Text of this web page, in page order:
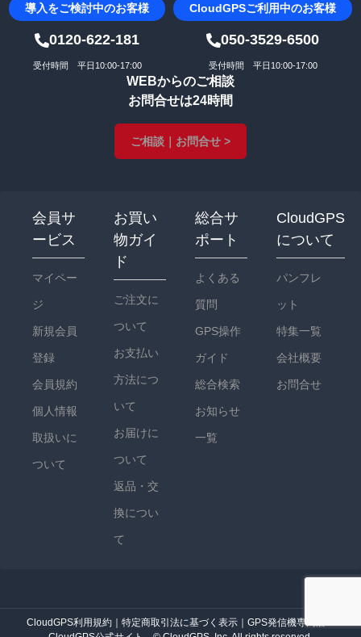
導入をご検討中のお客様 CloudGPSご利用中のお客様
0120-622-181 050-3529-6500
受付時間 平日10:00-17:00 受付時間 平日10:00-17:00
WEBからのご相談
お問合せは24時間
ご相談｜お問合せ >
会員サ
ービス
マイペー
ジ
新規会員
登録
会員規約
個人情報
取扱いに
ついて
お買い
物ガイ
ド
ご注文に
ついて
お支払い
方法につ
いて
お届けに
ついて
返品・交
換につい
て
総合サ
ポート
よくある
質問
GPS操作
ガイド
総合検索
お知らせ
一覧
CloudGPS
について
パンフレ
ット
特集一覧
会社概要
お問合せ
CloudGPS利用規約｜ 特定商取引法に基づく表示｜ GPS発信機専門店・